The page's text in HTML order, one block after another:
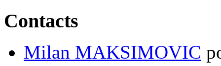
Contacts
Milan MAKSIMOVIC